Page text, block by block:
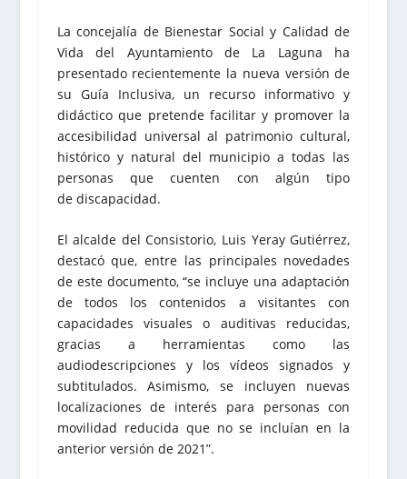
La concejalía de Bienestar Social y Calidad de
Vida del Ayuntamiento de La Laguna ha
presentado recientemente la nueva versión de
su Guía Inclusiva, un recurso informativo y
didáctico que pretende facilitar y promover la
accesibilidad universal al patrimonio cultural,
histórico y natural del municipio a todas las
personas que cuenten con algún tipo
de discapacidad.
El alcalde del Consistorio, Luis Yeray Gutiérrez,
destacó que, entre las principales novedades
de este documento, “se incluye una adaptación
de todos los contenidos a visitantes con
capacidades visuales o auditivas reducidas,
gracias a herramientas como las
audiodescripciones y los vídeos signados y
subtitulados. Asimismo, se incluyen nuevas
localizaciones de interés para personas con
movilidad reducida que no se incluían en la
anterior versión de 2021”.